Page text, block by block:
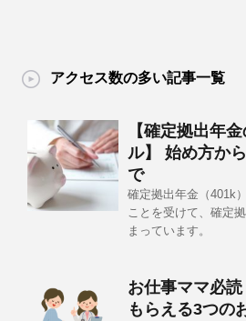
アクセス数の多い記事一覧
【確定拠出年
ル】 始め方か
で
確定拠出年金（401k
ことを受けて、確定
まっています。
お仕事ママ必
もらえる3つの